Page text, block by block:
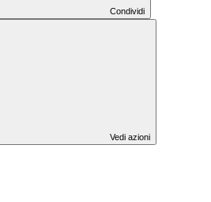
Condividi
Vedi azioni